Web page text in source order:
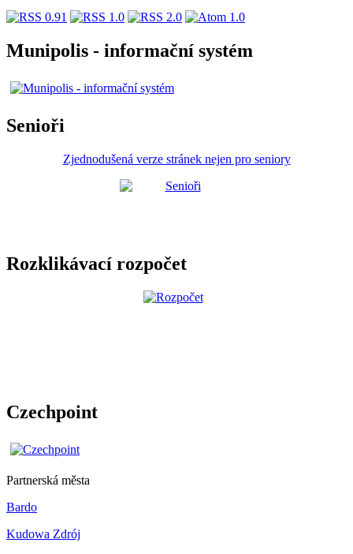
Munipolis - informační systém
Senioři
Zjednodušená verze stránek nejen pro seniory
Rozklikávací rozpočet
Czechpoint
Partnerská města
Bardo
Kudowa Zdrój